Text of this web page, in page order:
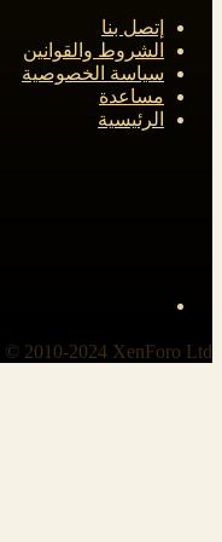
إتصل بنا
الشروط والقوانين
سياسة الخصوصية
مساعدة
الرئيسية
© 2010-2024 XenForo Ltd.